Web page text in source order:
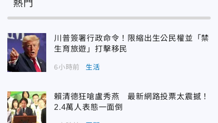
熱門
川普簽署行政命令！限縮出生公民權並「禁
生育旅遊」打擊移民
6小時前 生活
賴清德狂嗆盧秀燕 最新網路投票太震撼！
2.4萬人表態一面倒